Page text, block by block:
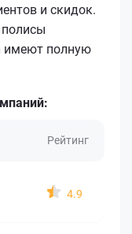
и скидок.
имеют полную
Рейтинг
4.9